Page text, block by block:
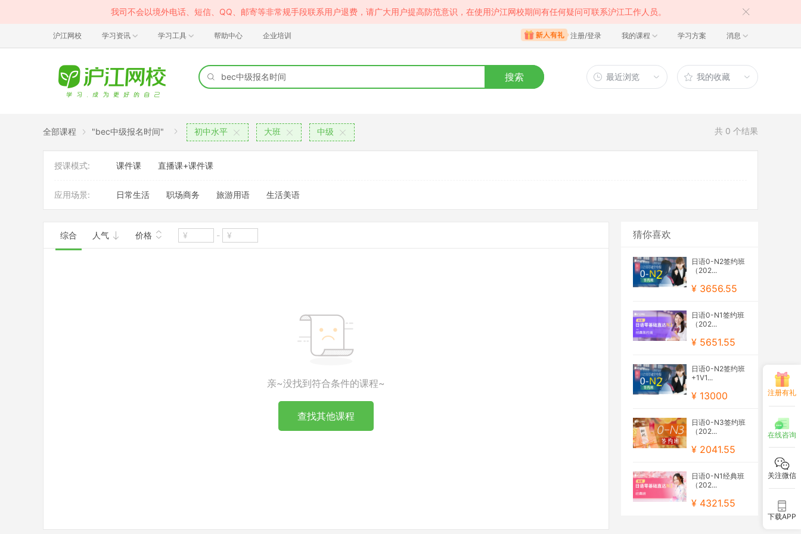
我司不会以境外电话、短信、QQ、邮寄等非常规手段联系用户退费，请广大用户提高防范意识，在使用沪江网校期间有任何疑问可联系沪江工作人员。
沪江网校 学习资讯 学习工具 帮助中心 企业培训 注册/登录 我的课程 学习方案 消息
搜索 最近浏览 我的收藏
全部课程 "bec中级报名时间" 初中水平 大班 中级 共 0 个结果
授课模式: 课件课 直播课+课件课
应用场景: 日常生活 职场商务 旅游用语 生活美语
综合 人气 价格 -
亲~没找到符合条件的课程~
查找其他课程
猜你喜欢
日语0-N2签约班
（202...
¥ 3656.55
日语0-N1签约班
（202...
¥ 5651.55
日语0-N2签约班
+1V1...
¥ 13000
日语0-N3签约班
（202...
¥ 2041.55
日语0-N1经典班
（202...
¥ 4321.55
注册有礼
在线咨询
关注微信
下载APP